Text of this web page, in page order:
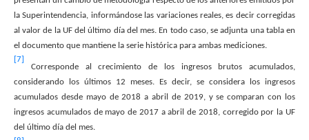
la Superintendencia, informándose las variaciones reales, es decir corregidas
al valor de la UF del último día del mes. En todo caso, se adjunta una tabla en
el documento que mantiene la serie histórica para ambas mediciones.
[7]
Corresponde al crecimiento de los ingresos brutos acumulados,
considerando los últimos 12 meses. Es decir, se considera los ingresos
acumulados desde mayo de 2018 a abril de 2019, y se comparan con los
ingresos acumulados de mayo de 2017 a abril de 2018, corregido por la UF
del último día del mes.